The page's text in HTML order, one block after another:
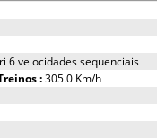
6 velocidades sequenciais
:305.0 Km/h